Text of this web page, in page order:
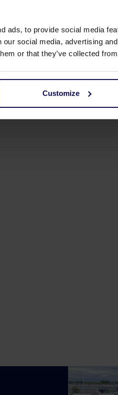
ads, to provide social media
social media, advertising
or that they’ve collected
Customize